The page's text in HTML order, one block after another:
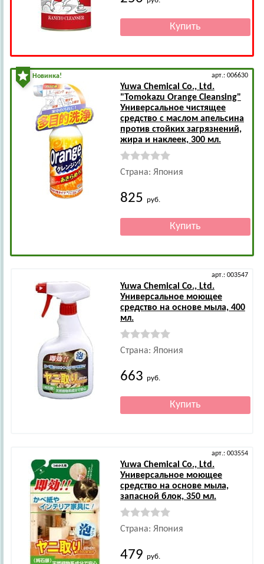
Новинка! арт.: 006630
Yuwa Chemical Co., Ltd.
"Tomokazu Orange Cleansing"
Универсальное чистящее
средство с маслом апельсина
против стойких загрязнений,
жира и наклеек, 300 мл.
Страна: Япония
825 руб.
арт.: 003547
Yuwa Chemical Co., Ltd.
Универсальное моющее
средство на основе мыла, 400
мл.
Страна: Япония
663 руб.
арт.: 003554
Yuwa Chemical Co., Ltd.
Универсальное моющее
средство на основе мыла,
запасной блок, 350 мл.
Страна: Япония
479 руб.